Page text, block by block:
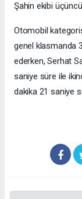
Şahin ekibi üçüncü
Otomobil
genel klasmanda
ederken, Serhat
saniye süre ile
dakika 21 saniye